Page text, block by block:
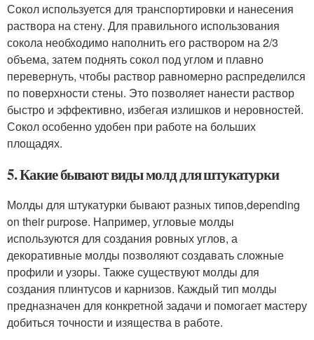
Сокол используется для транспортировки и нанесения
раствора на стену. Для правильного использования
сокола необходимо наполнить его раствором на 2/3
объема, затем поднять сокол под углом и плавно
перевернуть, чтобы раствор равномерно распределился
по поверхности стены. Это позволяет нанести раствор
быстро и эффективно, избегая излишков и неровностей.
Сокол особенно удобен при работе на больших
площадях.
5. Какие бывают виды молд для штукатурки
Молды для штукатурки бывают разных типов,depending
on their purpose. Например, угловые молды
используются для создания ровных углов, а
декоративные молды позволяют создавать сложные
профили и узоры. Также существуют молды для
создания плинтусов и карнизов. Каждый тип молды
предназначен для конкретной задачи и помогает мастеру
добиться точности и изящества в работе.